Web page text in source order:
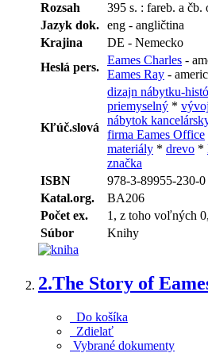
Rozsah
395 s. : fareb. a čb.
Jazyk dok. eng - angličtina
Krajina
DE - Nemecko
Heslá pers.
Eames Charles -
Eames Ray -
Kľúč.slová
dizajn nábytku-
priemyselný * vývoj
nábytok
firma Eames Office
materiály * drevo *
značka
ISBN
978-3-89955-230-
Katal.org.
BA206
Počet ex.
1, z toho voľných
Súbor
Knihy
2.The Story of
Do košíka
Zdielať
Vybrané dokumenty